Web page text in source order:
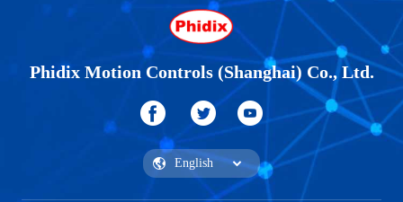
Phidix Motion Controls (Shanghai) Co., Ltd.